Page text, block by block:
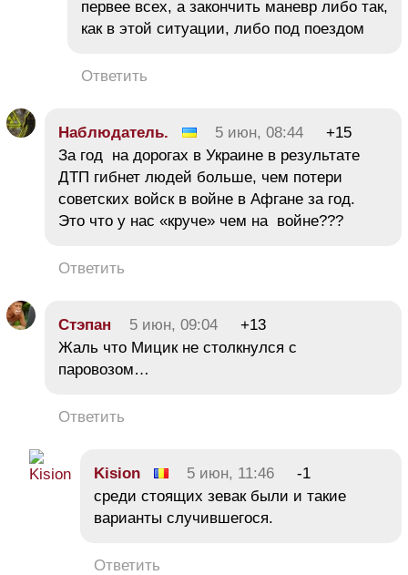
первее всех, а закончить маневр либо так,
как в этой ситуации, либо под поездом
Ответить
Наблюдатель. 5 июн, 08:44
+15
За год на дорогах в Украине в результате
ДТП гибнет людей больше, чем потери
советских войск в войне в Афгане за год.
Это что у нас «круче» чем на войне???
Ответить
Стэпан 5 июн, 09:04
+13
Жаль что Мицик не столкнулся с
паровозом…
Ответить
Kision 5 июн, 11:46
-1
среди стоящих зевак были и такие
варианты случившегося.
Ответить